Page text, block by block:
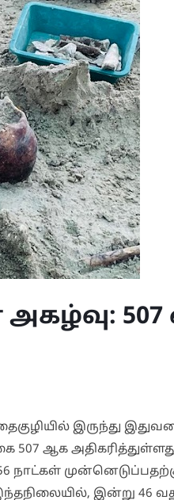
507
இருந்து
ஆக
நாட்கள்
இன்று 46